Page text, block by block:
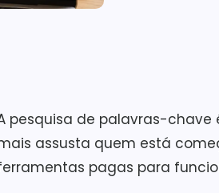
pesquisa de palavras-
assusta quem está
pagas para